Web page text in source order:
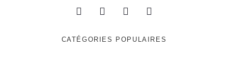
CATÉGORIES POPULAIRES